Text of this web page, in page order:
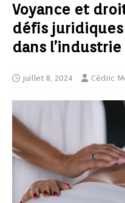
Voyance et
défis
dans
juillet 8, 2024 Cédric